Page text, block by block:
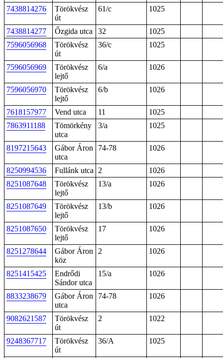
7438814276
Törökvész
út
61/c 1025
7438814277 Őzgida utca 32
1025
7596056968
Törökvész
út
36/c 1025
7596056969
Törökvész
lejtő
6/a 1026
7596056970
Törökvész
lejtő
6/b 1026
7618157977 Vend utca 11
1025
7863911188
Tömörkény
utca
3/a 1025
8197215643
Gábor Áron
utca
74-78 1026
8250994536 Fullánk utca 2
1026
8251087648
Törökvész
lejtő
13/a 1026
8251087649
Törökvész
lejtő
13/b 1026
8251087650
Törökvész
lejtő
17 1026
8251278644
Gábor Áron
köz
2 1026
8251415425
Endrődi
Sándor utca
15/a 1026
8833238679
Gábor Áron
utca
74-78 1026
9082621587
Törökvész
út
2 1022
9248367717
Törökvész
út
36/A 1025